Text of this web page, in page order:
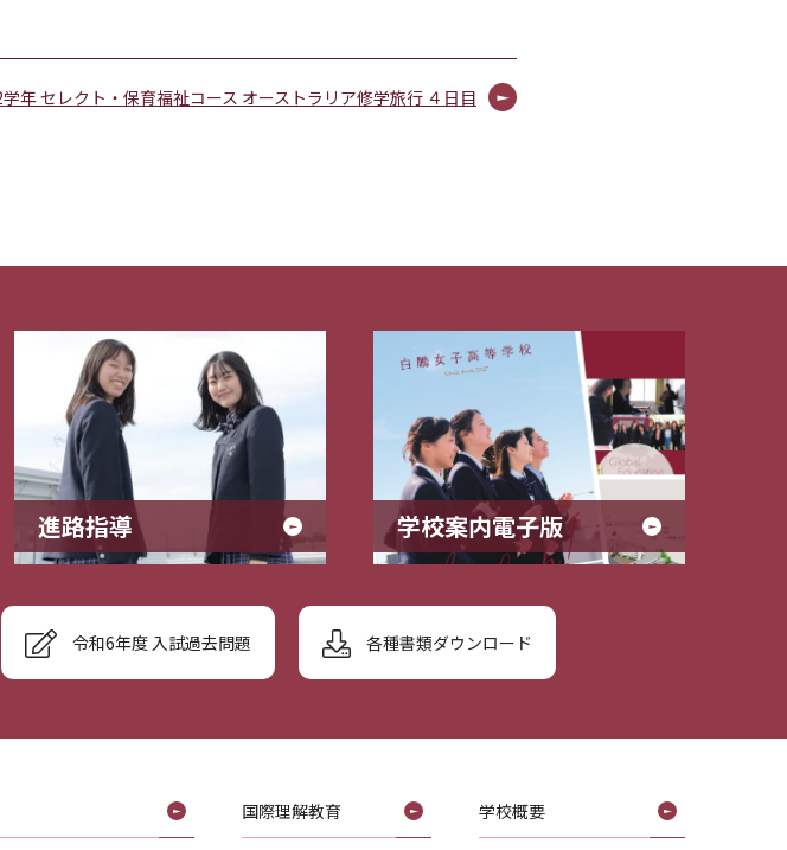
学年 セレクト・保育福祉コース オーストラリア修学旅行 ４日目
進路指導 学校案内電子版
令和6年度 入試過去問題 各種書類ダウンロード
国際理解教育 学校概要